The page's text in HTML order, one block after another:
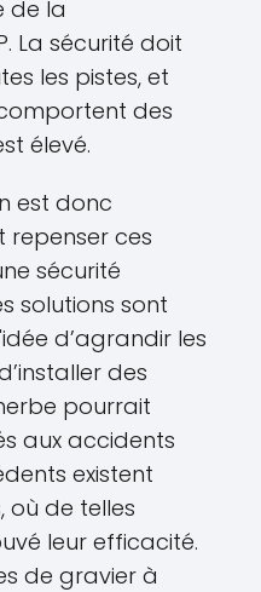
de la
La sécurité doit
les pistes, et
des
élevé.
est donc
repenser ces
sécurité
solutions sont
d’agrandir les
des
pourrait
aux accidents
existent
où de telles
leur efficacité.
de gravier à